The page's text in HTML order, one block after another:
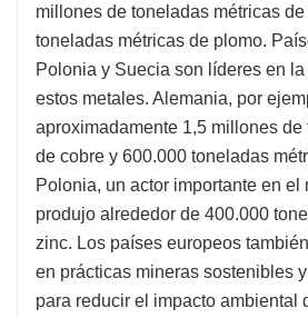
millones de toneladas métricas
toneladas métricas de plomo.
Polonia y Suecia son líderes en
estos metales. Alemania, por
aproximadamente 1,5 millones
de cobre y 600.000 toneladas
Polonia, un actor importante en el
produjo alrededor de 400.000
zinc. Los países europeos
en prácticas mineras sostenibles
para reducir el impacto ambiental